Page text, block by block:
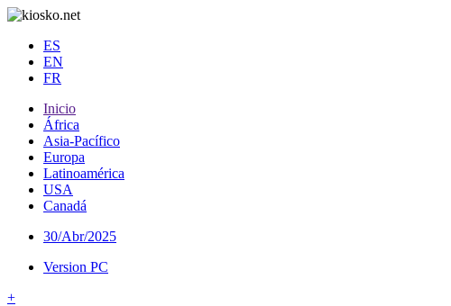
ES
EN
FR
Inicio
África
Asia-Pacífico
Europa
Latinoamérica
USA
Canadá
30/Abr/2025
Version PC
+